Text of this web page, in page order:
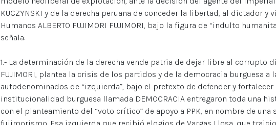
KUCZYNSKI y de la derecha peruana de conceder la libertad, al dictador y
Humanos ALBERTO FUJIMORI FUJIMORI, bajo la figura de “indulto
señala:
1.- La determinación de la derecha vende patria de dejar libre al corrupto
FUJIMORI, plantea la crisis de los partidos y de la democracia burguesa a
autodenominados de “izquierda”, bajo el pretexto de defender y fortalecer
institucionalidad burguesa llamada DEMOCRACIA entregaron toda una
con el planteamiento del “voto crítico” de apoyo a PPK, en nombre de una